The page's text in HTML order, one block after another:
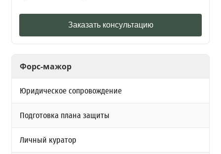
Заказать консультацию
Форс-мажор
Юридическое сопровождение
Подготовка плана защиты
Личный куратор